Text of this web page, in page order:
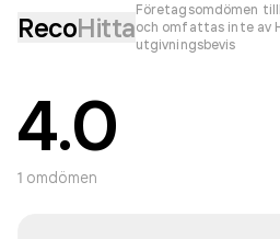
RecoHitta
Företagsomdömen
och omfattas inte av
utgivningsbevis
4.0
1 omdömen